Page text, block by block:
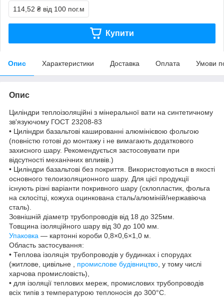
114,52 ₴ від 100 пог.м
Купити
Опис Характеристики Доставка Оплата Умови
Опис
Циліндри теплоізоляційні з мінеральної вати на синтетичному
зв'язуючому ГОСТ 23208-83
• Циліндри базальтові кашированні алюмінієвою фольгою
(повністю готові до монтажу і не вимагають додаткового
захисного шару. Рекомендується застосовувати при
відсутності механічних впливів.)
• Циліндри базальтові без покриття. Використовуються в якості
основного телоизоляционного шару. Для цієї продукції
існують різні варіанти покривного шару (склопластик, фольга
на склосітці, кожуха оцинкована сталь/алюміній/нержавіюча
сталь).
Зовнішній діаметр трубопроводів від 18 до 325мм.
Товщина ізоляційного шару від 30 до 100 мм.
Упаковка — картонні короби 0,8×0,6×1,0 м.
Область застосування:
• Теплова ізоляція трубопроводів у будинках і спорудах
(житлове, цивільне , промислове будівництво , у тому числі
харчова промисловість),
• для ізоляції теплових мереж, промислових трубопроводів
всіх типів з температурою теплоносія до 300°С.